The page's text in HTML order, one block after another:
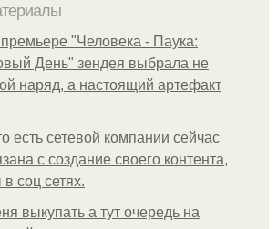
"Человека - Паука:
День" зендея выбрала не
наряд, а настоящий артефакт
есть сетевой компании сейчас
с создание своего контента,
соц сетях.
выкупать а тут очередь на